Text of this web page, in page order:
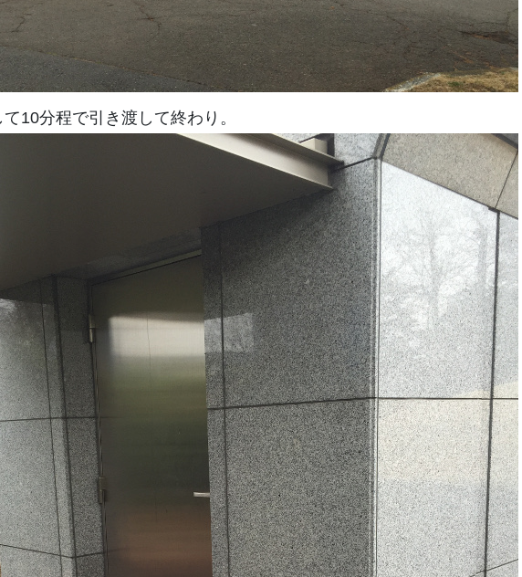
10分程で引き渡して終わり。